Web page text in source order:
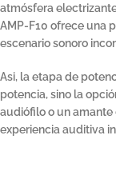
atmósfera
AMP-F10 ofrece una
escenario sonoro
Asi, la etapa de
potencia, sino la
audiófilo o un amante
experiencia auditiva